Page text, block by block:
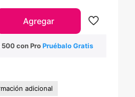
Agregar
500con ProPruébalo Gratis
adicional